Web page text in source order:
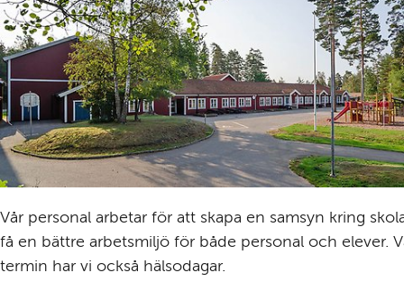
Vår personal arbetar för att skapa en samsyn kring
få en bättre arbetsmiljö för både personal och elever.
termin har vi också hälsodagar.